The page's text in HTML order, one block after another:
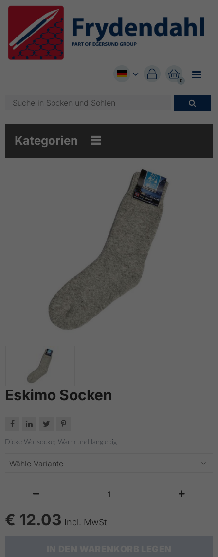


0

Kategorien 
Eskimo Socken
   
Dicke Wollsocke; Warm und langlebig
 
€ 12.03 Incl. MwSt